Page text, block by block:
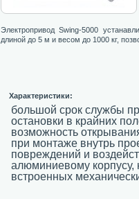
Электропривод Swing-5000
длиной до 5 м и весом до 1000 кг,
Характеристики:
большой срок службы
остановки в крайних
возможность
при монтаже внутрь
повреждений и
алюминиевому корпусу,
встроенных